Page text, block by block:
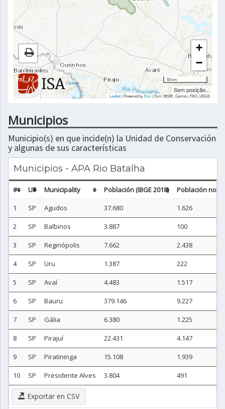
|Sobre
+
−
50 km
Sem posição...
Leaflet| Powered byEsri|Esri, HERE, Garmin, FAO, USGS
Municipios
Municipio(s) en que incide(n) la Unidad de Conservación
y algunas de sus características
Municipios - APA Rio Batalha
# UF Municipality Población (IBGE 2018)
Población no
1
SP Agudos 37.680 1.626
2 SP Balbinos 3.887 100
3 SP Reginópolis 7.662 2.438
4 SP Uru 1.387 222
5 SP Avaí 4.483 1.517
6 SP Bauru 379.146 9.227
7 SP Gália 6.380 1.225
8 SP Pirajuí 22.431 4.147
9 SP Piratininga 15.108 1.939
10 SP Presidente Alves 3.804 491
Exportar en CSV